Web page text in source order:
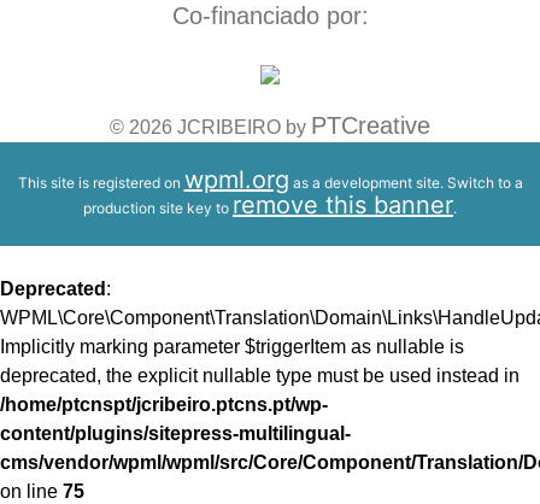
Co-financiado por:
© 2026 JCRIBEIRO by PTCreative
This site is registered on wpml.org as a development site. Switch to a
production site key to remove this banner.
Deprecated :
Implicitly marking parameter $triggerItem as nullable is
deprecated, the explicit nullable type must be used instead in
/home/ptcnspt/jcribeiro.ptcns.pt/wp-
content/plugins/sitepress-multilingual-
cms/vendor/wpml/wpml/src/Core/Component/Translation/
on line 75